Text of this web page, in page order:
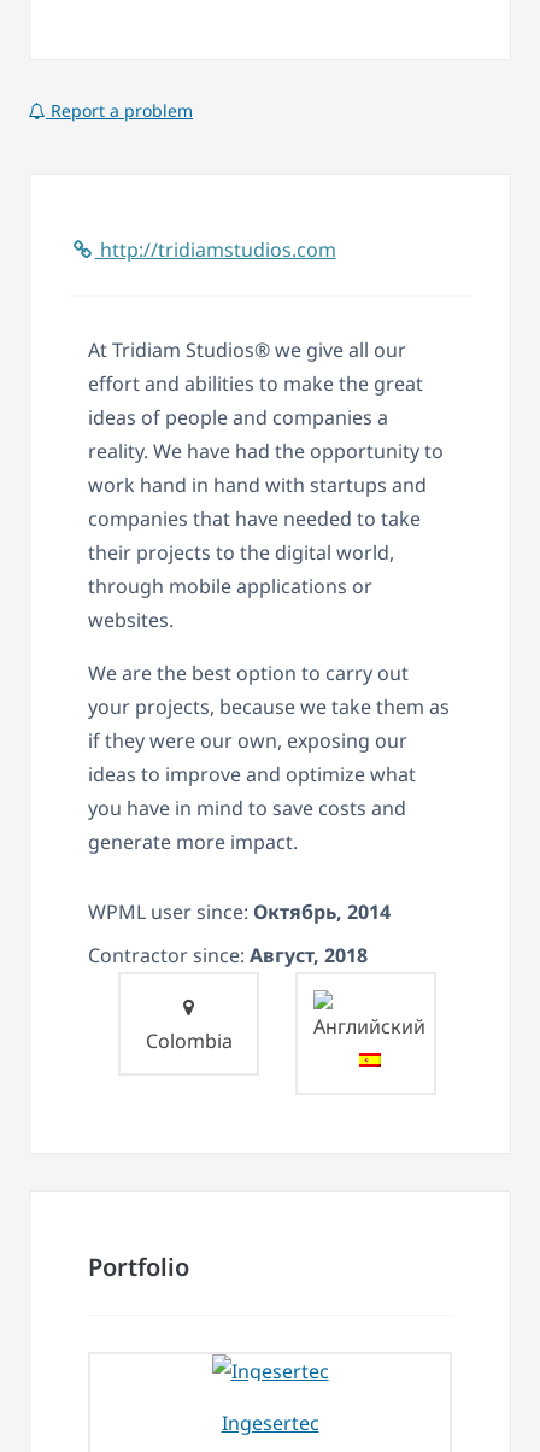
Report a problem
http://tridiamstudios.com
At Tridiam Studios® we give all our
effort and abilities to make the great
ideas of people and companies a
reality. We have had the opportunity to
work hand in hand with startups and
companies that have needed to take
their projects to the digital world,
through mobile applications or
websites.
We are the best option to carry out
your projects, because we take them as
if they were our own, exposing our
ideas to improve and optimize what
you have in mind to save costs and
generate more impact.
WPML user since: Октябрь, 2014
Contractor since: Август, 2018
Colombia
Portfolio
Ingesertec